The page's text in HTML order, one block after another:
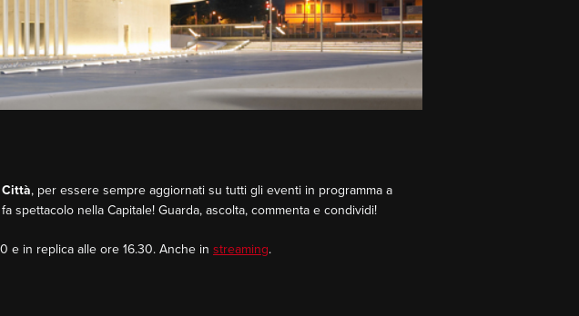
, per essere sempre aggiornati su tutti gli eventi in programma a
spettacolo nella Capitale! Guarda, ascolta, commenta e condividi!
e in replica alle ore 16.30. Anche in streaming.